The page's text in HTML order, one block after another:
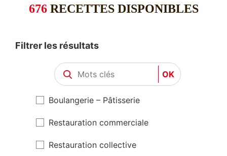
676 RECETTES DISPONIBLES
Filtrer les résultats
OK
Boulangerie – Pâtisserie
Restauration commerciale
Restauration collective